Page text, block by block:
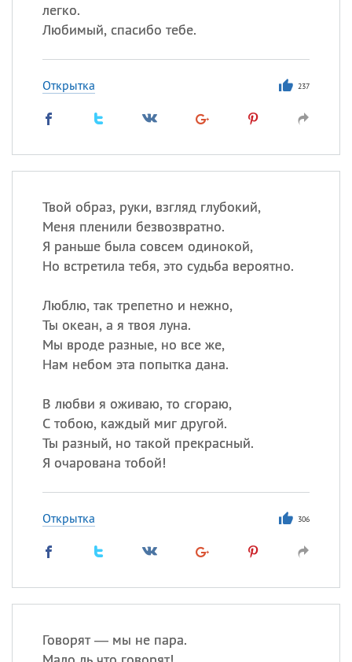
легко.
Любимый, спасибо тебе.
Открытка 237
Твой образ, руки, взгляд глубокий,
Меня пленили безвозвратно.
Я раньше была совсем одинокой,
Но встретила тебя, это судьба вероятно.
Люблю, так трепетно и нежно,
Ты океан, а я твоя луна.
Мы вроде разные, но все же,
Нам небом эта попытка дана.
В любви я оживаю, то сгораю,
С тобою, каждый миг другой.
Ты разный, но такой прекрасный.
Я очарована тобой!
Открытка 306
Говорят — мы не пара.